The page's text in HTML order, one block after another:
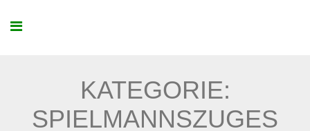
KATEGORIE:
SPIELMANNSZUGES